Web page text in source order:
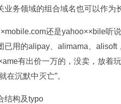
务领域的组合域名也可以作为
还是yahoo××bile听说
已用的alipay、alimama、
有出价一万的，没卖，放着
在沉默中灭亡”。
构及typo